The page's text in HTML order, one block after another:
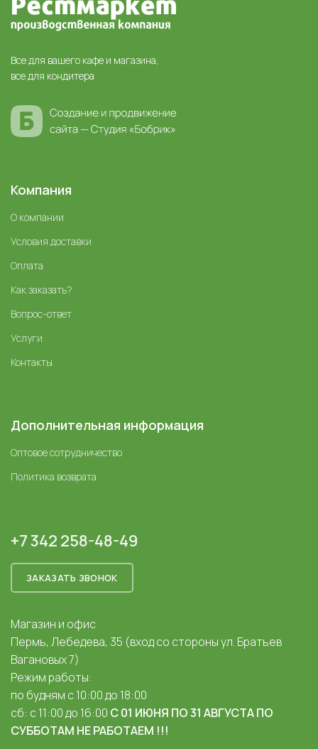
Все для вашего кафе и магазина,
все для кондитера
Компания
О компании
Условия доставки
Оплата
Как заказать?
Вопрос-ответ
Услуги
Контакты
Дополнительная информация
Оптовое сотрудничество
Политика возврата
+7 342 258-48-49
ЗАКАЗАТЬ ЗВОНОК
Магазин и офис
Пермь, Лебедева, 35 (вход со стороны ул. Братьев
Вагановых 7)
Режим работы:
по будням с 10:00 до 18:00
сб: с 11:00 до 16:00 С 01 ИЮНЯ ПО 31 АВГУСТА ПО
СУББОТАМ НЕ РАБОТАЕМ !!!